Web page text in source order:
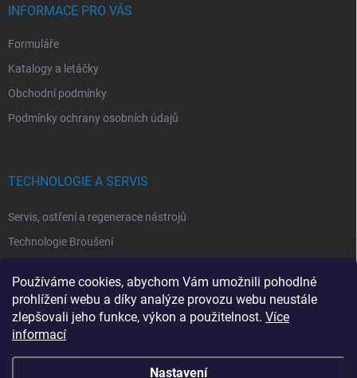
Používáme cookies, abychom Vám umožnili pohodlné
prohlížení webu a díky analýze provozu webu neustále
zlepšovali jeho funkce, výkon a použitelnost. Více
informací
Nastavení
INFORMACE PRO VÁS
Formuláře
Katalogy a letáčky
Obchodní podmínky
Podmínky ochrany osobních údajů
TECHNOLOGIE A SERVIS
Servis, ostření a regenerace nástrojů
Technologie Broušení
Technologie Laserová Ablace